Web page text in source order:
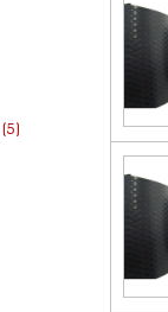
(5)